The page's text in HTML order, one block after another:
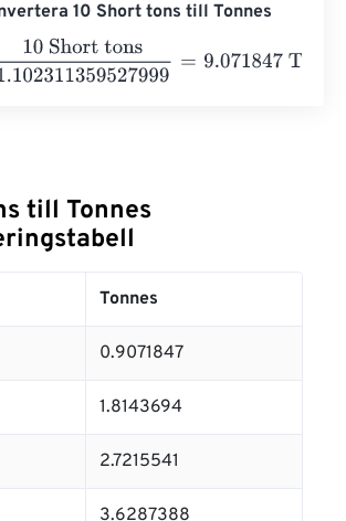
10 Short tons till Tonnes
tons1.102311359527999=9.071847
till Tonnes
Tonnes
0.9071847
1.8143694
2.7215541
3.6287388